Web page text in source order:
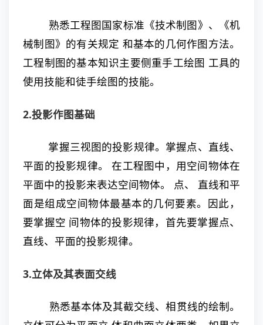
熟悉工程图国家标准《技术制图》、《机
械制图》的有关规定 和基本的几何作图方法。
工程制图的基本知识主要侧重手工绘图 工具的
使用技能和徒手绘图的技能。
2.投影作图基础
掌握三视图的投影规律。掌握点、直线、
平面的投影规律。 在工程图中，用空间物体在
平面中的投影来表达空间物体。 点、 直线和平
面是组成空间物体最基本的几何要素。因此，
要掌握空 间物体的投影规律，首先要掌握点、
直线、平面的投影规律。
3.立体及其表面交线
熟悉基本体及其截交线、相贯线的绘制。